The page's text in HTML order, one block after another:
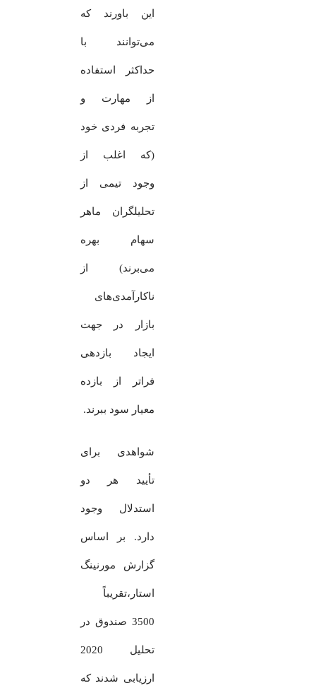
این باورند که
می‌توانند با
حداکثر استفاده
از مهارت و
تجربه فردی خود
(که اغلب از
وجود تیمی از
تحلیلگران ماهر
سهام بهره
می‌برند) از
ناکارآمدی‌های
بازار در جهت
ایجاد بازدهی
فراتر از بازده
معیار سود ببرند.
شواهدی برای
تأیید هر دو
استدلال وجود
دارد. بر اساس
گزارش مورنینگ
استار،تقریباً
3500 صندوق در
تحلیل 2020
ارزیابی شدند که